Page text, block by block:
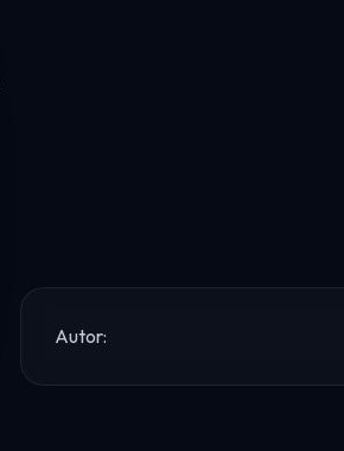
Autor: